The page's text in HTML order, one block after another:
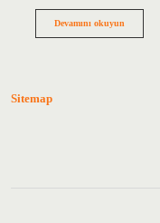
Devamını okuyunKolonda
Sitemap